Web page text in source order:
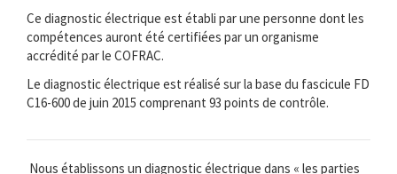
Ce diagnostic électrique est établi par une personne dont les
compétences auront été certifiées par un organisme
accrédité par le COFRAC.
Le diagnostic électrique est réalisé sur la base du fascicule FD
C16-600 de juin 2015 comprenant 93 points de contrôle.
Nous établissons un diagnostic électrique dans « les parties